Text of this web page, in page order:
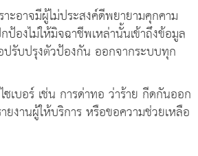
ะอาจมีผู้ไม่ประสงค์ดีพยายามคุกคาม
องไม่ให้มิจฉาชีพเหล่านั้นเข้าถึงข้อมูล
ปรับปรุงตัวป้องกัน ออกจากระบบทุก
เบอร์ เช่น การด่าทอ ว่าร้าย กีดกันออก
งานผู้ให้บริการ หรือขอความช่วยเหลือ